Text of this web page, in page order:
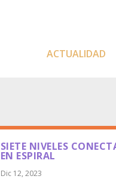
ACTUALIDAD
SIETE NIVELES
EN ESPIRAL
Dic 12, 2023